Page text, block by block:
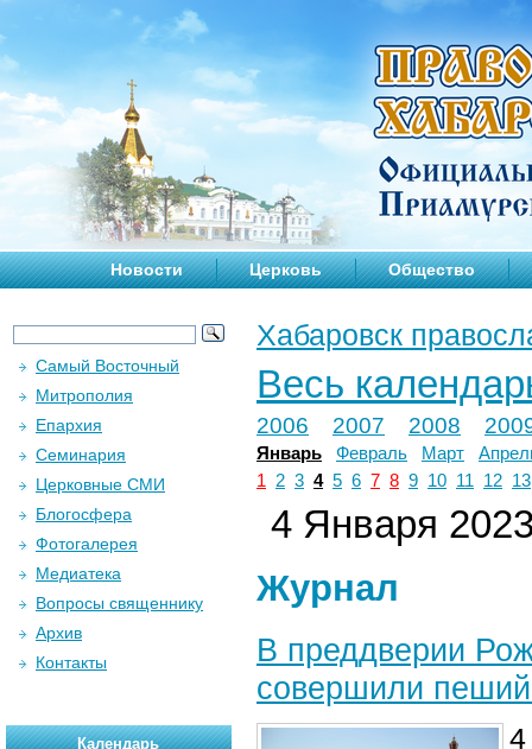
Новости Церковь Общество
Хабаровск
Весь
2006 2007 2008
Январь Февраль Март
1
2 3 4 5 6 7 8 9 10 11 12 13
4 Января 2023
Журнал
В преддверии
совершили
4
Самый Восточный
Митрополия
Епархия
Семинария
Церковные СМИ
Блогосфера
Фотогалерея
Медиатека
Вопросы священнику
Архив
Контакты
Календарь